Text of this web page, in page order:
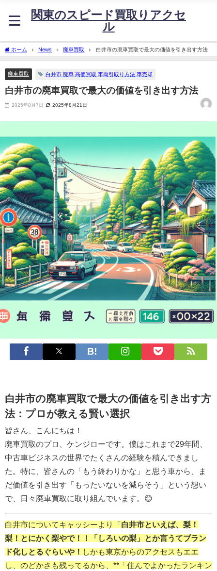
関東のスピード買取りアクセ
ル
ホーム News 廃車買取 白井市の廃車買取で最大の価値を引き出す方法
廃車買取 白井市 廃車 高価買取 車両引取り方法 車売却
白井市の廃車買取で最大の価値を引き出す方法
2025年8月7日 2025年8月21日
白井市の廃車買取で最大の価値を引き出す方
法：プロが教える賢い選択
皆さん、こんにちは！
廃車買取のプロ、ケンジローです。僕はこれまで29年間、
中古車ビジネスの世界でたくさんの経験を積んできまし
た。特に、皆さんの「もう終わりかな」と思う車から、ま
だ価値を引き出す「もったいないを減らそう」という想い
で、日々廃車買取に取り組んでいます。😊
白井市についてキャッシーより「 白井市といえば、梨！
梨！とにかく梨やで！！「しろいの梨」とか言うてブラン
ド化しとるぐらいや！ しかも東京からのアクセスもエエ
し、のどかさも残ってるから、**「住んでよかったランキン